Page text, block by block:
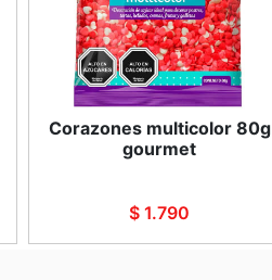
Corazones multicolor 80g
gourmet
$ 1.790